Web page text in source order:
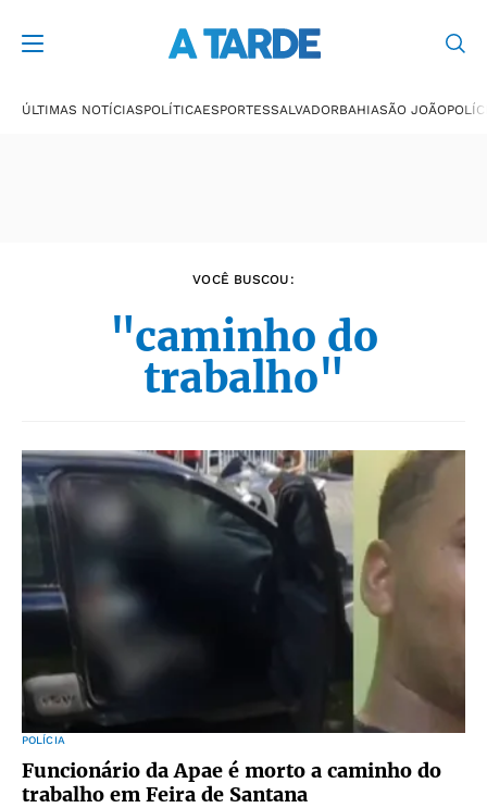
ÚLTIMAS NOTÍCIASPOLÍTICAESPORTESSALVADORBAHIASÃO JOÃO
VOCÊ BUSCOU:
"caminho do
trabalho"
POLÍCIA
Funcionário da Apae é morto a caminho do
trabalho em Feira de Santana